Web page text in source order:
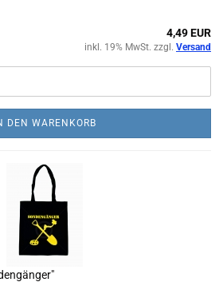
4,49 EUR
inkl. 19% MwSt. zzgl. Versand
DEN WARENKORB